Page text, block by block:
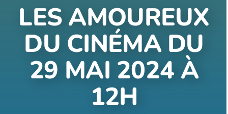
LES AMOUREUX
DU CINÉMA DU
29 MAI 2024 À
12H